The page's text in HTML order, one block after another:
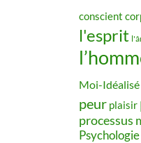
conscient
l'esprit
Moi-Idéalisé
peur plaisir
processus